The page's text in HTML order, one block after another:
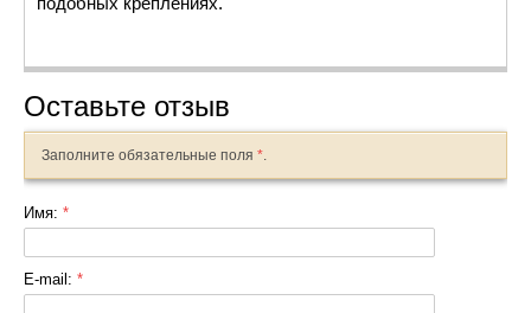
Оставьте отзыв
Заполните обязательные поля *.
Имя: *
E-mail: *